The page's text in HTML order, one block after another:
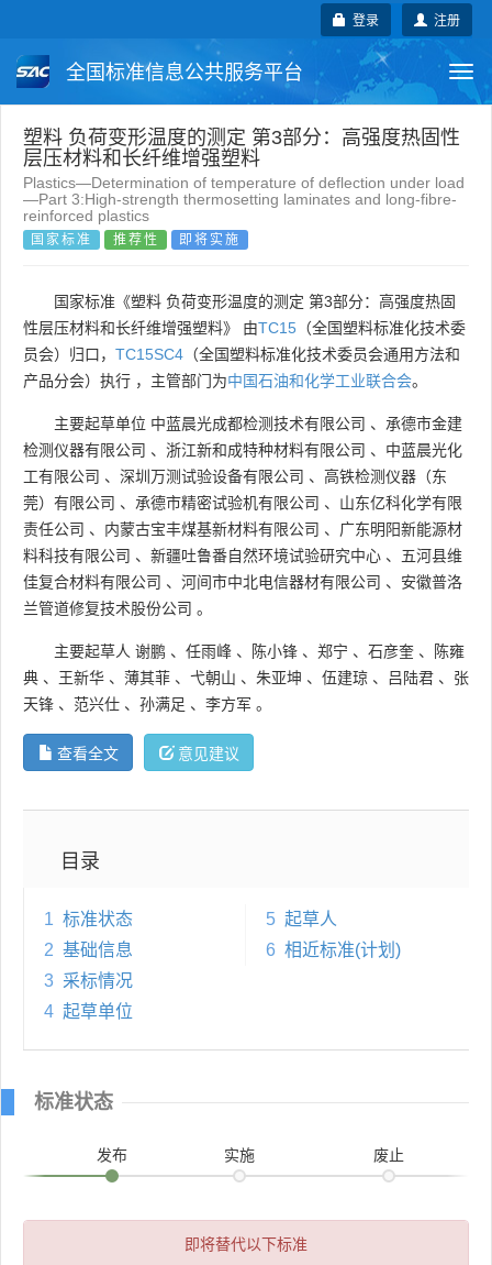
注册
登录
全国标准信息公共服务平台
国家标准 行业标准 地方标准
团体标准 企业标准 国际标准
国外标准 技术委员会
塑料 负荷变形温度的测定 第3部分：高强度热固性
层压材料和长纤维增强塑料
Plastics—Determination of temperature of deflection under load
—Part 3:High-strength thermosetting laminates and long-fibre-
reinforced plastics
国家标准 推荐性 即将实施
国家标准《塑料 负荷变形温度的测定 第3部分：高强度热固
性层压材料和长纤维增强塑料》 由TC15 （全国塑料标准化技术委
员会）归口， TC15SC4 （全国塑料标准化技术委员会通用方法和
产品分会）执行 ，主管部门为中国石油和化学工业联合会。
主要起草单位 中蓝晨光成都检测技术有限公司 、 承德市金建
检测仪器有限公司 、 浙江新和成特种材料有限公司 、 中蓝晨光化
工有限公司 、 深圳万测试验设备有限公司 、 高铁检测仪器（东
莞）有限公司 、 承德市精密试验机有限公司 、 山东亿科化学有限
责任公司 、 内蒙古宝丰煤基新材料有限公司 、 广东明阳新能源材
料科技有限公司 、 新疆吐鲁番自然环境试验研究中心 、 五河县维
佳复合材料有限公司 、 河间市中北电信器材有限公司 、 安徽普洛
兰管道修复技术股份公司 。
主要起草人 谢鹏 、 任雨峰 、 陈小锋 、 郑宁 、 石彦奎 、
陈雍
典 、 王新华 、 薄其菲 、 弋朝山 、 朱亚坤 、 伍建琼 、 吕陆君 、 张
天锋 、 范兴仕 、 孙满足 、 李方军 。
查看全文 意见建议
目录
1 标准状态
2 基础信息
3 采标情况
4 起草单位
5 起草人
6 相近标准(计划)
标准状态
发布 实施 废止
即将替代以下标准